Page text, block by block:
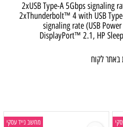
2xUSB Type-A 5Gbps signaling
2xThunderbolt™ 4 with USB
signaling rate (USB
DisplayPort™ 2.1, HP
מחשב נייד עסקי